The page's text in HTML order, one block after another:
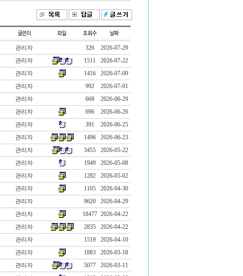
관리자 326
2026-07-29
관리자 1511
2026-07-22
관리자 1416
2026-07-09
관리자 992
2026-07-01
관리자 668
2026-06-29
관리자 696
2026-06-26
관리자 391
2026-06-25
관리자 1496
2026-06-23
관리자 3455
2026-05-22
관리자 1949
2026-05-08
관리자 1282
2026-05-02
관리자 1105
2026-04-30
관리자 9620
2026-04-29
관리자 18477 2026-04-22
관리자 2835
2026-04-22
관리자 1519
2026-04-10
관리자 1883
2026-03-18
관리자 5077
2026-03-11